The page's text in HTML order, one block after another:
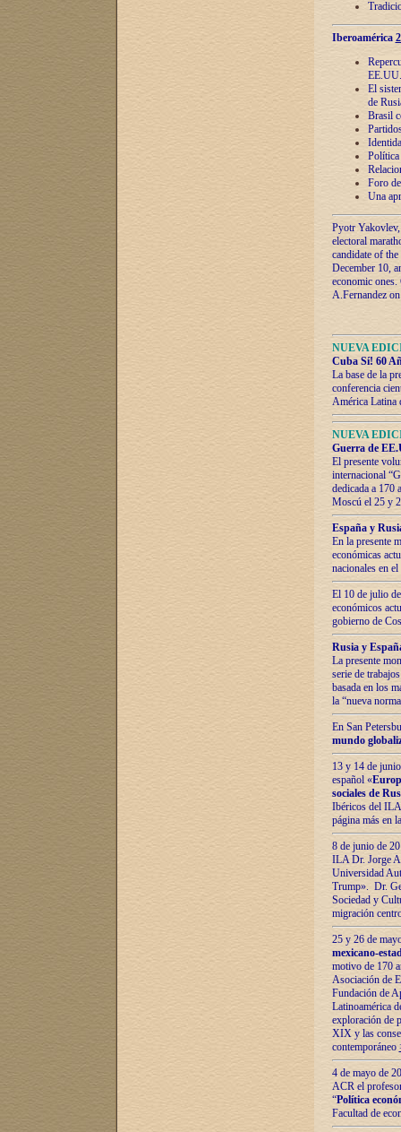
Iberoamérica
EE.UU.
El
de
Brasil
Política
Foro
Una
Pyotr
electoral
candidate of
December 10,
economic
A.Fernandez
NUEVA
Cuba Sí! 60
La base de la
conferencia
América Latina
NUEVA
Guerra de
El presente
internacional
dedicada a 170
Moscú el 25 y
España y
En la presente
económicas
nacionales en
El 10 de julio
económicos
gobierno de
Rusia y
La presente
serie de
basada en los
la “nueva
En San
mundo
13 y 14 de
español «
sociales de
Ibéricos del ILA
página más en
8 de junio de
ILA Dr. Jorge
Universidad
Trump». Dr.
Sociedad y
migración
25 y 26 de
mexicano-
motivo de 170
Asociación de
Fundación de
Latinoamérica
exploración de
XIX y las
contemporáneo
4 de mayo de
ACR el
“Política
Facultad de